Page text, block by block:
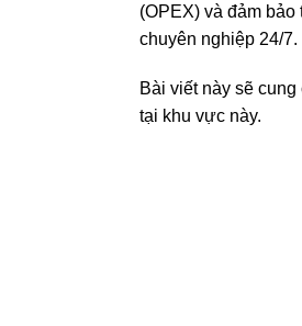
(OPEX) và đảm
chuyên nghiệp 24/7.
Bài viết này sẽ
tại khu vực này.